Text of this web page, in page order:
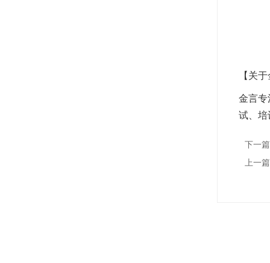
【关
金言专
试、培
下一
上一